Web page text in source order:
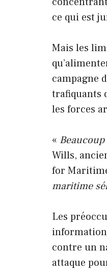
ce qui est
Mais les
campagne
trafiquants
les forces
«
Wills,
for
maritime
Les
contre un
attaque